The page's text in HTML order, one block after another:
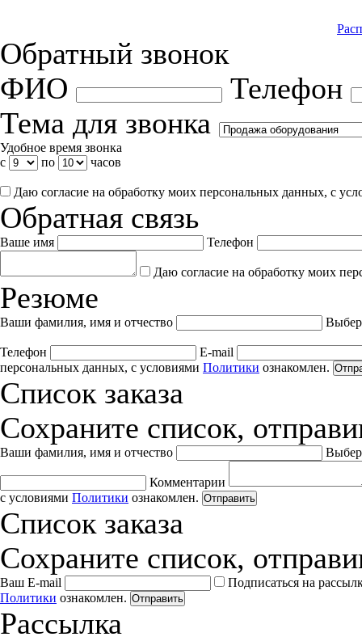
Обратный звонок
ФИО
Телефон
Тема для звонка
Удобное время звонка
с
по часов
Даю согласие на обработку моих персональных данных, с
Обратная связь
Ваше имя Телефон
Даю согласие на обработку моих
Резюме
Ваши фамилия, имя и отчество
Телефон
E-mail
персональных данных, с условиями Политики ознакомлен.
Список заказа
Сохраните список,
Ваши фамилия, имя и отчество
Комментарии
с условиями Политики ознакомлен. Отправить
Список заказа
Сохраните список,
Ваш E-mail
Подписаться на
Политики ознакомлен. Отправить
Рассылка